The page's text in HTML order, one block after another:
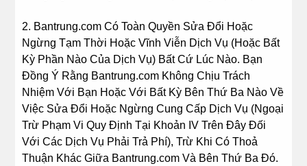
2. Bantrung.com Có Toàn Quyền Sửa Đổi Hoặc
Ngừng Tạm Thời Hoặc Vĩnh Viễn Dịch Vụ (Hoặc Bất
Kỳ Phần Nào Của Dịch Vụ) Bất Cứ Lúc Nào. Bạn
Đồng Ý Rằng Bantrung.com Không Chịu Trách
Nhiệm Với Bạn Hoặc Với Bất Kỳ Bên Thứ Ba Nào Về
Việc Sửa Đổi Hoặc Ngừng Cung Cấp Dịch Vụ (Ngoại
Trừ Phạm Vi Quy Định Tại Khoản IV Trên Đây Đối
Với Các Dịch Vụ Phải Trả Phí), Trừ Khi Có Thoả
Thuận Khác Giữa Bantrung.com Và Bên Thứ Ba Đó.